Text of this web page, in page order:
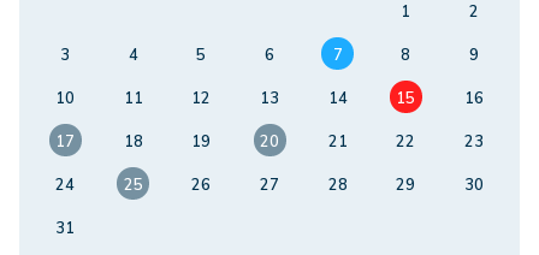
1
2
3
4 5 6 7 8
9
10
11 12 13 14 15
16
17
18 19 20 21 22
23
24
25 26 27 28 29
30
31